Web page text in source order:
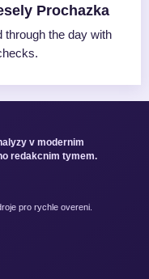
Prochazka
through the day with
v modernim
redakcnim tymem.
pro rychle overeni.